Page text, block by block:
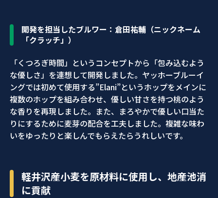
開発を担当したブルワー：倉田祐輔（ニックネーム
「クラッチ」）
「くつろぎ時間」というコンセプトから「包み込むよう
な優しさ」を連想して開発しました。ヤッホーブルーイ
ングでは初めて使用する”Elani”というホップをメインに
複数のホップを組み合わせ、優しい甘さを持つ桃のよう
な香りを再現しました。また、まろやかで優しい口当た
りにするために麦芽の配合を工夫しました。複雑な味わ
いをゆったりと楽しんでもらえたらうれしいです。
軽井沢産小麦を原材料に使用し、地産池消
に貢献